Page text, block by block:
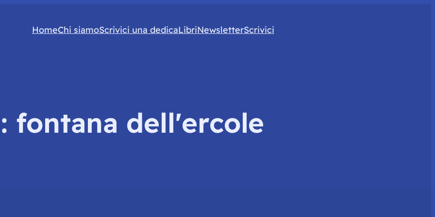
HomeChi siamoScrivici una dedicaLibriNewsletterScrivici
fontana dell'ercole